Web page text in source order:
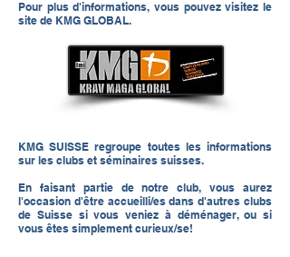
Pour plus d'informations, vous pouvez visitez le
site de KMG GLOBAL.
KMG SUISSE regroupe toutes les informations
sur les clubs et séminaires suisses.
En faisant partie de notre club, vous aurez
l'occasion d'être accueilli/es dans d'autres clubs
de Suisse si vous veniez à déménager, ou si
vous êtes simplement curieux/se!